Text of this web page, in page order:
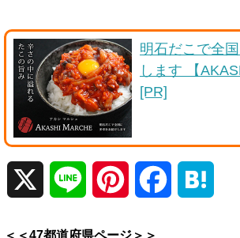
明石だこで全
します 【
[PR]
＜＜47都道府県ページ＞＞